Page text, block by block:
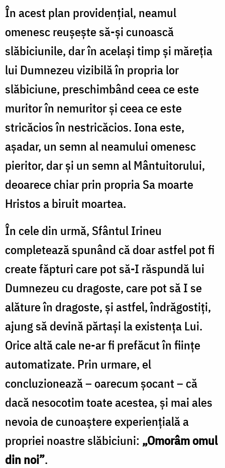
În acest plan providențial, neamul
omenesc reușește să-și cunoască
slăbiciunile, dar în același timp și măreția
lui Dumnezeu vizibilă în propria lor
slăbiciune, preschimbând ceea ce este
muritor în nemuritor și ceea ce este
stricăcios în nestricăcios. Iona este,
așadar, un semn al neamului omenesc
pieritor, dar și un semn al Mântuitorului,
deoarece chiar prin propria Sa moarte
Hristos a biruit moartea.
În cele din urmă, Sfântul Irineu
completează spunând că doar astfel pot fi
create făpturi care pot să-I răspundă lui
Dumnezeu cu dragoste, care pot să I se
alăture în dragoste, și astfel, îndrăgostiți,
ajung să devină părtași la existența Lui.
Orice altă cale ne-ar fi prefăcut în ființe
automatizate. Prin urmare, el
concluzionează – oarecum șocant – că
dacă nesocotim toate acestea, și mai ales
nevoia de cunoaștere experiențială a
propriei noastre slăbiciuni: „Omorâm omul
din noi”.